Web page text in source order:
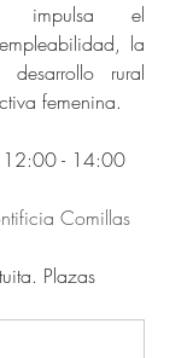
impulsa el
la
rural
femenina.
- 14:00
Comillas
Plazas